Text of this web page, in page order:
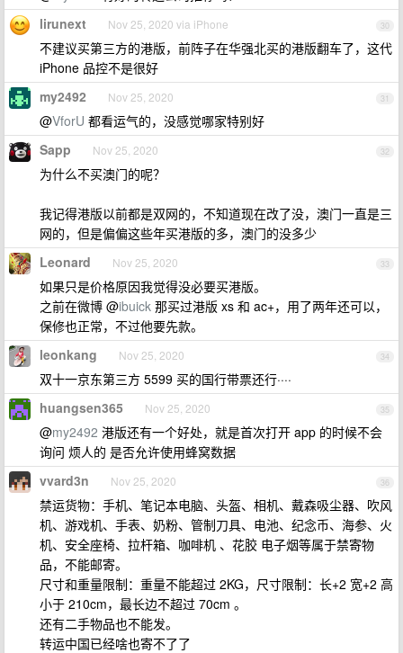
30
lirunext Nov 25, 2020 via iPhone
不建议买第三方的港版，前阵子在华强北买的港版翻车了，这代
iPhone 品控不是很好
31
my2492 Nov 25, 2020
@VforU 都看运气的，没感觉哪家特别好
32
Sapp Nov 25, 2020
为什么不买澳门的呢？
我记得港版以前都是双网的，不知道现在改了没，澳门一直是三
网的，但是偏偏这些年买港版的多，澳门的没多少
33
Leonard Nov 25, 2020
如果只是价格原因我觉得没必要买港版。
之前在微博 @ibuick 那买过港版 xs 和 ac+，用了两年还可以，
保修也正常，不过他要先款。
34
leonkang Nov 25, 2020
双十一京东第三方 5599 买的国行带票还行····
35
huangsen365 Nov 25, 2020
@my2492 港版还有一个好处，就是首次打开 app 的时候不会
询问 烦人的 是否允许使用蜂窝数据
36
vvard3n Nov 25, 2020
禁运货物：手机、笔记本电脑、头盔、相机、戴森吸尘器、吹风
机、游戏机、手表、奶粉、管制刀具、电池、纪念币、海参、火
机、安全座椅、拉杆箱、咖啡机 、花胶 电子烟等属于禁寄物
品，不能邮寄。
尺寸和重量限制：重量不能超过 2KG，尺寸限制：长+2 宽+2 高
小于 210cm，最长边不超过 70cm 。
还有二手物品也不能发。
转运中国已经啥也寄不了了